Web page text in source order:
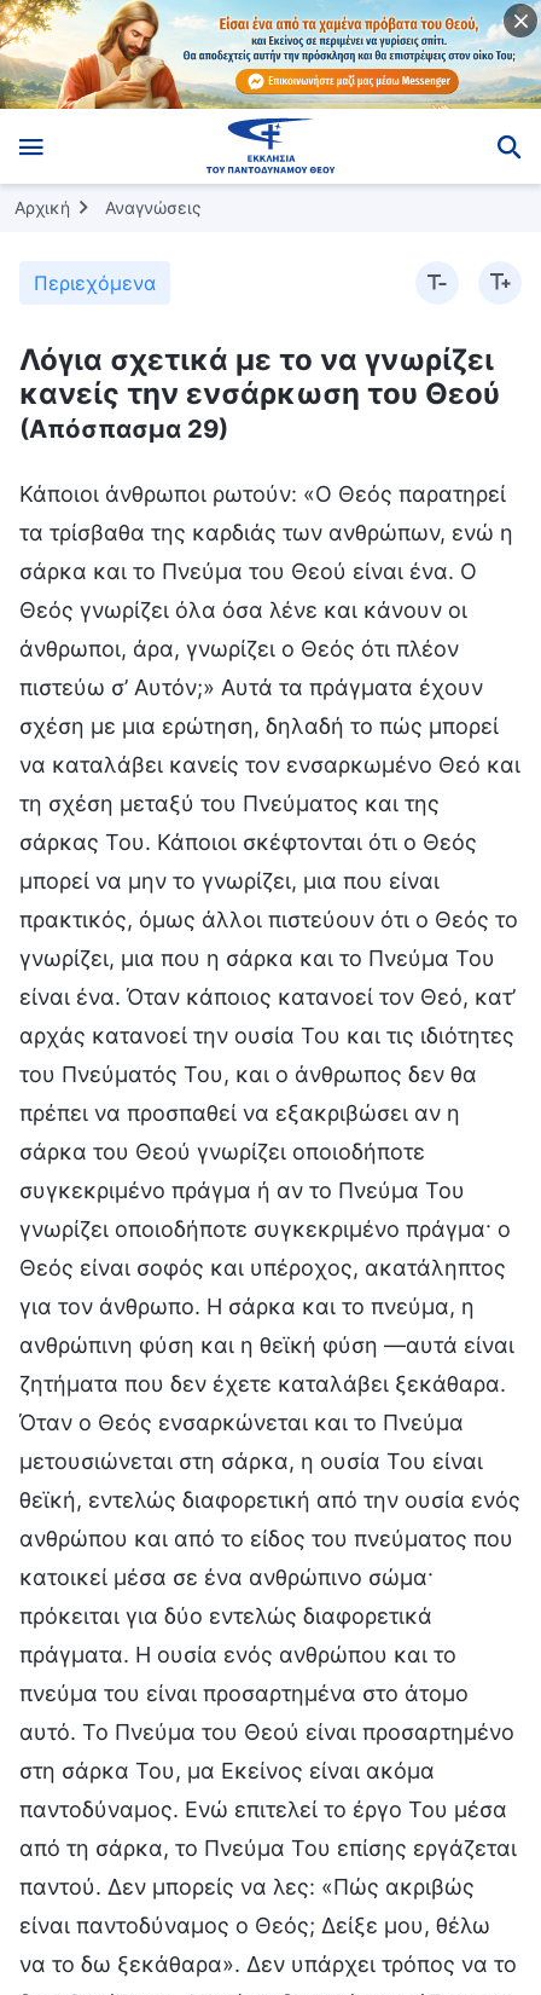
Αρχική Αναγνώσεις
Περιεχόμενα
Λόγια σχετικά με το να γνωρίζει
κανείς την ενσάρκωση του Θεού
(Απόσπασμα 29)
Κάποιοι άνθρωποι ρωτούν: «Ο Θεός παρατηρεί
τα τρίσβαθα της καρδιάς των ανθρώπων, ενώ η
σάρκα και το Πνεύμα του Θεού είναι ένα. Ο
Θεός γνωρίζει όλα όσα λένε και κάνουν οι
άνθρωποι, άρα, γνωρίζει ο Θεός ότι πλέον
πιστεύω σ’ Αυτόν;» Αυτά τα πράγματα έχουν
σχέση με μια ερώτηση, δηλαδή το πώς μπορεί
να καταλάβει κανείς τον ενσαρκωμένο Θεό και
τη σχέση μεταξύ του Πνεύματος και της
σάρκας Του. Κάποιοι σκέφτονται ότι ο Θεός
μπορεί να μην το γνωρίζει, μια που είναι
πρακτικός, όμως άλλοι πιστεύουν ότι ο Θεός το
γνωρίζει, μια που η σάρκα και το Πνεύμα Του
είναι ένα. Όταν κάποιος κατανοεί τον Θεό, κατ’
αρχάς κατανοεί την ουσία Του και τις ιδιότητες
του Πνεύματός Του, και ο άνθρωπος δεν θα
πρέπει να προσπαθεί να εξακριβώσει αν η
σάρκα του Θεού γνωρίζει οποιοδήποτε
συγκεκριμένο πράγμα ή αν το Πνεύμα Του
γνωρίζει οποιοδήποτε συγκεκριμένο πράγμα· ο
Θεός είναι σοφός και υπέροχος, ακατάληπτος
για τον άνθρωπο. Η σάρκα και το πνεύμα, η
ανθρώπινη φύση και η θεϊκή φύση —αυτά είναι
ζητήματα που δεν έχετε καταλάβει ξεκάθαρα.
Όταν ο Θεός ενσαρκώνεται και το Πνεύμα
μετουσιώνεται στη σάρκα, η ουσία Του είναι
θεϊκή, εντελώς διαφορετική από την ουσία ενός
ανθρώπου και από το είδος του πνεύματος που
κατοικεί μέσα σε ένα ανθρώπινο σώμα·
πρόκειται για δύο εντελώς διαφορετικά
πράγματα. Η ουσία ενός ανθρώπου και το
πνεύμα του είναι προσαρτημένα στο άτομο
αυτό. Το Πνεύμα του Θεού είναι προσαρτημένο
στη σάρκα Του, μα Εκείνος είναι ακόμα
παντοδύναμος. Ενώ επιτελεί το έργο Του μέσα
από τη σάρκα, το Πνεύμα Του επίσης εργάζεται
παντού. Δεν μπορείς να λες: «Πώς ακριβώς
είναι παντοδύναμος ο Θεός; Δείξε μου, θέλω
να το δω ξεκάθαρα». Δεν υπάρχει τρόπος να το